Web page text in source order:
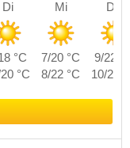
Di Mi Do
°C 7/20 °C
9/22
°C 8/22 °C 10/24